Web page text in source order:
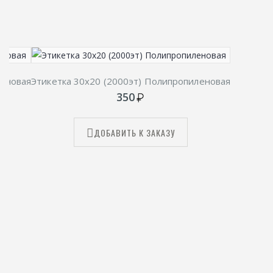
Этикетка 30х20 (2000эт) Полипропиленовая
350
ДОБАВИТЬ К ЗАКАЗУ